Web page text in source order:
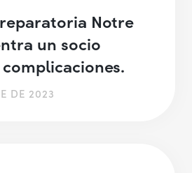
Notre
un socio
DE 2023